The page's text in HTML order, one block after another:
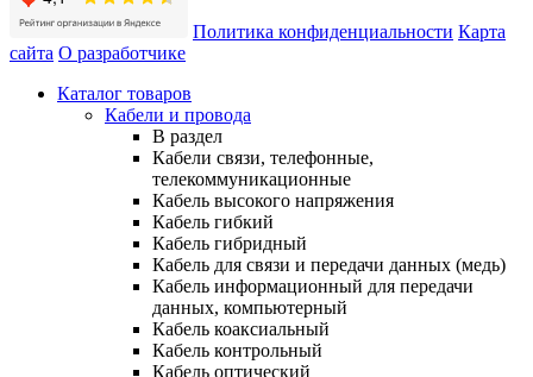
Политика конфиденциальности Карта
сайта О разработчике
Каталог товаров
Кабели и провода
В раздел
Кабели связи, телефонные,
телекоммуникационные
Кабель высокого напряжения
Кабель гибкий
Кабель гибридный
Кабель для связи и передачи данных (медь)
Кабель информационный для передачи
данных, компьютерный
Кабель коаксиальный
Кабель контрольный
Кабель оптический